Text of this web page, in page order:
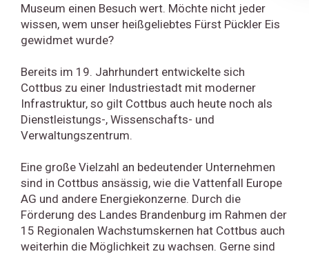
Museum einen Besuch wert. Möchte nicht jeder
wissen, wem unser heißgeliebtes Fürst Pückler Eis
gewidmet wurde?
Bereits im 19. Jahrhundert entwickelte sich
Cottbus zu einer Industriestadt mit moderner
Infrastruktur, so gilt Cottbus auch heute noch als
Dienstleistungs-, Wissenschafts- und
Verwaltungszentrum.
Eine große Vielzahl an bedeutender Unternehmen
sind in Cottbus ansässig, wie die Vattenfall Europe
AG und andere Energiekonzerne. Durch die
Förderung des Landes Brandenburg im Rahmen der
15 Regionalen Wachstumskernen hat Cottbus auch
weiterhin die Möglichkeit zu wachsen. Gerne sind